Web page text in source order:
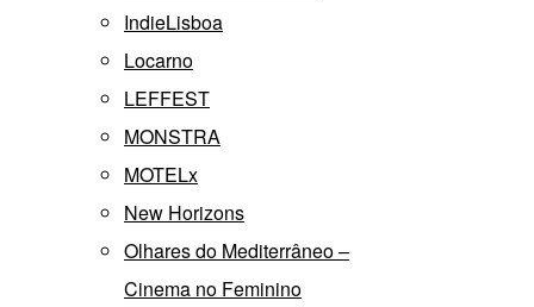
IndieLisboa
Locarno
LEFFEST
MONSTRA
MOTELx
New Horizons
Olhares do Mediterrâneo –
Cinema no Feminino